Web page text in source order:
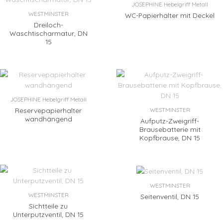
WESTMINSTER
Dreiloch-
Waschtischarmatur, DN
15
JOSEPHINE Hebelgriff Metall
WC-Papierhalter mit Deckel
JOSEPHINE Hebelgriff Metall
Reservepapierhalter
wandhängend
WESTMINSTER
Aufputz-Zweigriff-
Brausebatterie mit
Kopfbrause, DN 15
WESTMINSTER
Sichtteile zu
Unterputzventil, DN 15
WESTMINSTER
Seitenventil, DN 15